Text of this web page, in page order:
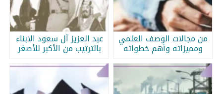
من مجالات الوصف العلمي
ومميزاته وأهم خطواته
عبد العزيز آل سعود الابناء
بالترتيب من الأكبر للأصغر